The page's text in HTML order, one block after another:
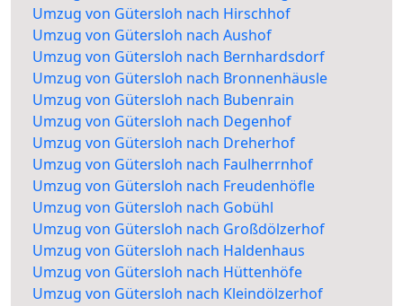
Umzug von Gütersloh nach Hirschhof
Umzug von Gütersloh nach Aushof
Umzug von Gütersloh nach Bernhardsdorf
Umzug von Gütersloh nach Bronnenhäusle
Umzug von Gütersloh nach Bubenrain
Umzug von Gütersloh nach Degenhof
Umzug von Gütersloh nach Dreherhof
Umzug von Gütersloh nach Faulherrnhof
Umzug von Gütersloh nach Freudenhöfle
Umzug von Gütersloh nach Gobühl
Umzug von Gütersloh nach Großdölzerhof
Umzug von Gütersloh nach Haldenhaus
Umzug von Gütersloh nach Hüttenhöfe
Umzug von Gütersloh nach Kleindölzerhof